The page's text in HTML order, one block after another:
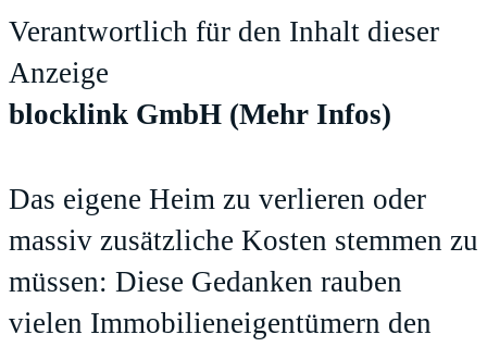
Verantwortlich für den Inhalt dieser
Anzeige
blocklink GmbH (Mehr Infos)
Das eigene Heim zu verlieren oder
massiv zusätzliche Kosten stemmen zu
müssen: Diese Gedanken rauben
vielen Immobilieneigentümern den